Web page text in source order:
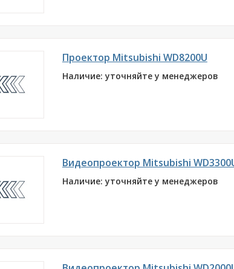
Проектор Mitsubishi WD8200U
Наличие: уточняйте у менеджеров
Видеопроектор Mitsubishi
Наличие: уточняйте у менеджеров